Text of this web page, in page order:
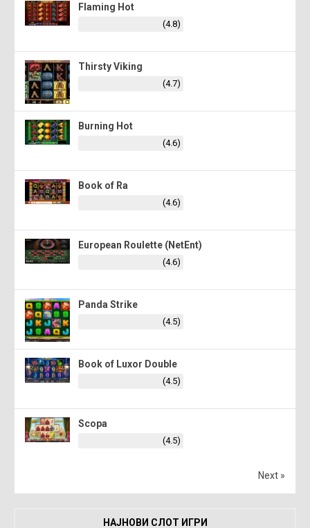
Flaming Hot
(4.8)
Thirsty Viking
(4.7)
Burning Hot
(4.6)
Book of Ra
(4.6)
European Roulette (NetEnt)
(4.6)
Panda Strike
(4.5)
Book of Luxor Double
(4.5)
Scopa
(4.5)
Next »
НАЈНОВИ СЛОТ ИГРИ